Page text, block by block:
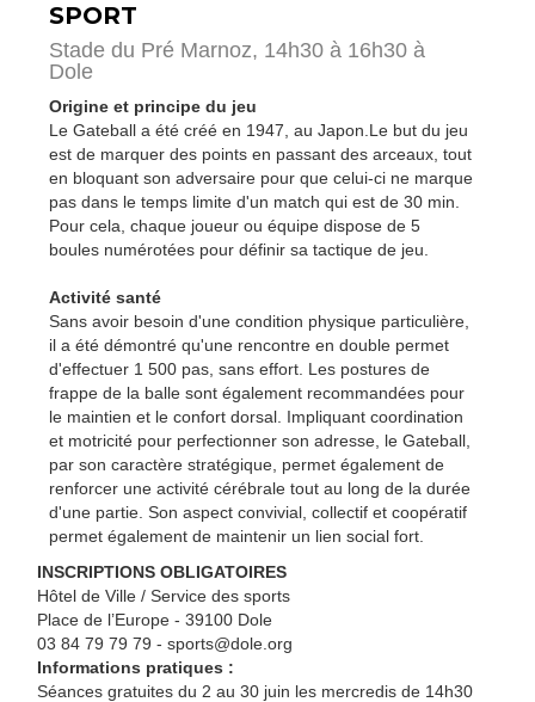
SPORT
Stade du Pré Marnoz, 14h30 à 16h30 à
Dole
Origine et principe du jeu
Le Gateball a été créé en 1947, au Japon.Le but du jeu
est de marquer des points en passant des arceaux, tout
en bloquant son adversaire pour que celui-ci ne marque
pas dans le temps limite d'un match qui est de 30 min.
Pour cela, chaque joueur ou équipe dispose de 5
boules numérotées pour définir sa tactique de jeu.
Activité santé
Sans avoir besoin d'une condition physique particulière,
il a été démontré qu'une rencontre en double permet
d'effectuer 1 500 pas, sans effort. Les postures de
frappe de la balle sont également recommandées pour
le maintien et le confort dorsal. Impliquant coordination
et motricité pour perfectionner son adresse, le Gateball,
par son caractère stratégique, permet également de
renforcer une activité cérébrale tout au long de la durée
d'une partie. Son aspect convivial, collectif et coopératif
permet également de maintenir un lien social fort.
INSCRIPTIONS OBLIGATOIRES
Hôtel de Ville / Service des sports
Place de l’Europe - 39100 Dole
03 84 79 79 79 - sports@dole.org
Informations pratiques :
Séances gratuites du 2 au 30 juin les mercredis de 14h30